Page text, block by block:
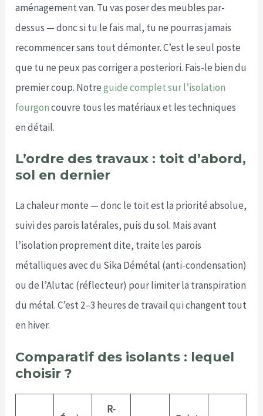
aménagement van. Tu vas poser des meubles par-
dessus — donc si tu le fais mal, tu ne pourras jamais
recommencer sans tout démonter. C’est le seul poste
que tu ne peux pas corriger a posteriori. Fais-le bien du
premier coup. Notreguide complet sur l’isolation
fourgoncouvre tous les matériaux et les techniques
en détail.
L’ordre des travaux : toit d’abord,
sol en dernier
La chaleur monte — donc le toit est la priorité absolue,
suivi des parois latérales, puis du sol. Mais avant
l’isolation proprement dite, traite les parois
métalliques avec du Sika Démétal (anti-condensation)
ou de l’Alutac (réflecteur) pour limiter la transpiration
du métal. C’est 2–3 heures de travail qui changent tout
en hiver.
Comparatif des isolants : lequel
choisir ?
R-